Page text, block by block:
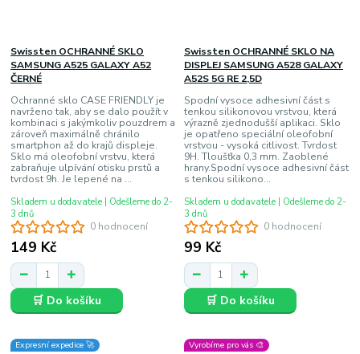
0 hodnocení
Swissten OCHRANNÉ SKLO
SAMSUNG A525 GALAXY A52
ČERNÉ
Ochranné sklo CASE FRIENDLY je
navrženo tak, aby se dalo použít v
kombinaci s jakýmkoliv pouzdrem a
zároveň maximálně chránilo
smartphon až do krajů displeje.
Sklo má oleofobní vrstvu, která
zabraňuje ulpívání otisku prstů a
tvrdost 9h. Je lepené na ...
149 Kč
Skladem u dodavatele | Odešleme do 2-
3 dnů
🛒 Do košíku
0 hodnocení
Swissten OCHRANNÉ SKLO NA
DISPLEJ SAMSUNG A528 GALAXY
A52S 5G RE 2,5D
Spodní vysoce adhesivní část s
tenkou silikonovou vrstvou, která
výrazně zjednodušší aplikaci. Sklo
je opatřeno speciální oleofobní
vrstvou - vysoká citlivost. Tvrdost
9H. Tloušťka 0,3 mm. Zaoblené
hrany.Spodní vysoce adhesivní část
s tenkou silikono...
99 Kč
Skladem u dodavatele | Odešleme do 2-
3 dnů
🛒 Do košíku
Expresní expedice 🚀 Vyrobíme pro vás 🎨